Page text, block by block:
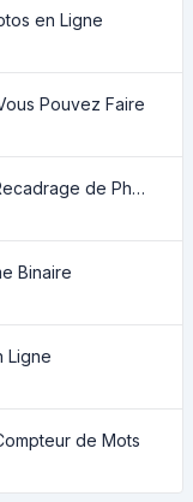
en Ligne
Pouvez Faire
Détails Techniques et Conseils sur le Recadrage de Photos
Binaire
Ligne
de Mots